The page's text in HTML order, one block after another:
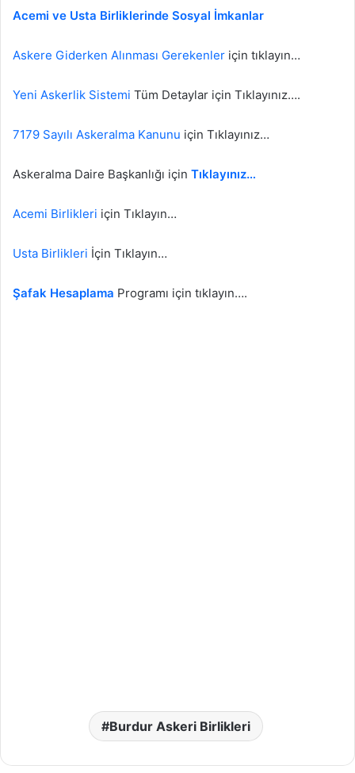
Acemi ve Usta Birliklerinde Sosyal İmkanlar
Askere Giderken Alınması Gerekenler için tıklayın…
Yeni Askerlik Sistemi Tüm Detaylar için Tıklayınız….
7179 Sayılı Askeralma Kanunu için Tıklayınız…
Askeralma Daire Başkanlığı için Tıklayınız…
Acemi Birlikleri için Tıklayın…
Usta Birlikleri İçin Tıklayın…
Şafak Hesaplama Programı için tıklayın….
Burdur Askeri Birlikleri